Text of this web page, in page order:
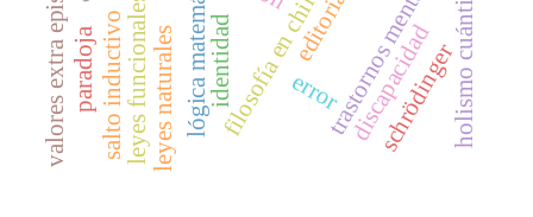
filosofía en chile
identidad
lógica matemática errortrastornos mentales
discapacidad
leyes naturales
leyes funcionales schrödingerholismo cuántico
editorial
salto inductivo
paradoja